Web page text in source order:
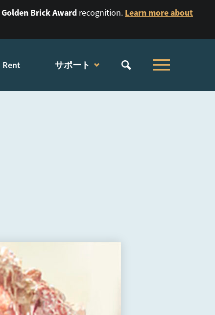
Golden Brick Award recognition. Learn more about
Rent サポート